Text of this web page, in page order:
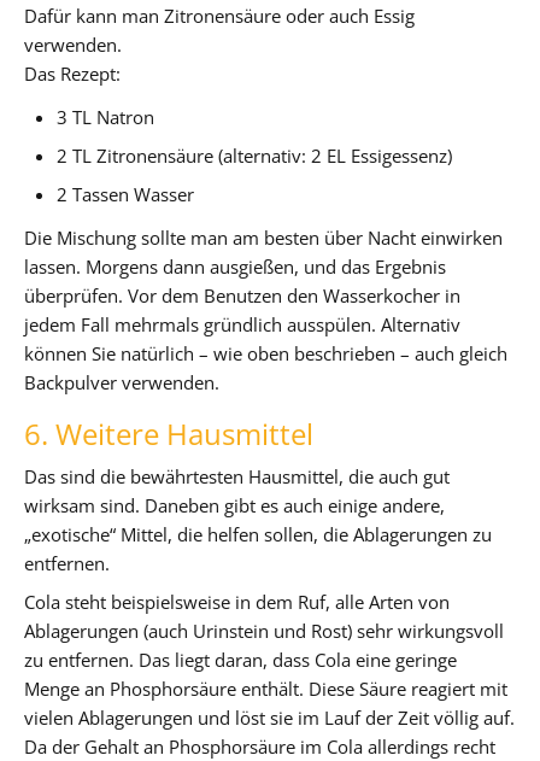
Dafür kann man Zitronensäure oder auch Essig
verwenden.
Das Rezept:
3 TL Natron
2 TL Zitronensäure (alternativ: 2 EL Essigessenz)
2 Tassen Wasser
Die Mischung sollte man am besten über Nacht einwirken
lassen. Morgens dann ausgießen, und das Ergebnis
überprüfen. Vor dem Benutzen den Wasserkocher in
jedem Fall mehrmals gründlich ausspülen. Alternativ
können Sie natürlich – wie oben beschrieben – auch gleich
Backpulver verwenden.
6. Weitere Hausmittel
Das sind die bewährtesten Hausmittel, die auch gut
wirksam sind. Daneben gibt es auch einige andere,
„exotische“ Mittel, die helfen sollen, die Ablagerungen zu
entfernen.
Cola steht beispielsweise in dem Ruf, alle Arten von
Ablagerungen (auch Urinstein und Rost) sehr wirkungsvoll
zu entfernen. Das liegt daran, dass Cola eine geringe
Menge an Phosphorsäure enthält. Diese Säure reagiert mit
vielen Ablagerungen und löst sie im Lauf der Zeit völlig auf.
Da der Gehalt an Phosphorsäure im Cola allerdings recht